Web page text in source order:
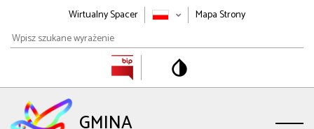
Wirtualny Spacer
Mapa Strony
Wpisz
szukane